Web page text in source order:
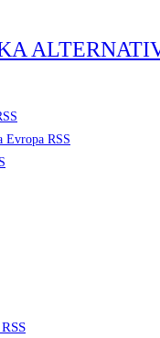
Evropa RSS